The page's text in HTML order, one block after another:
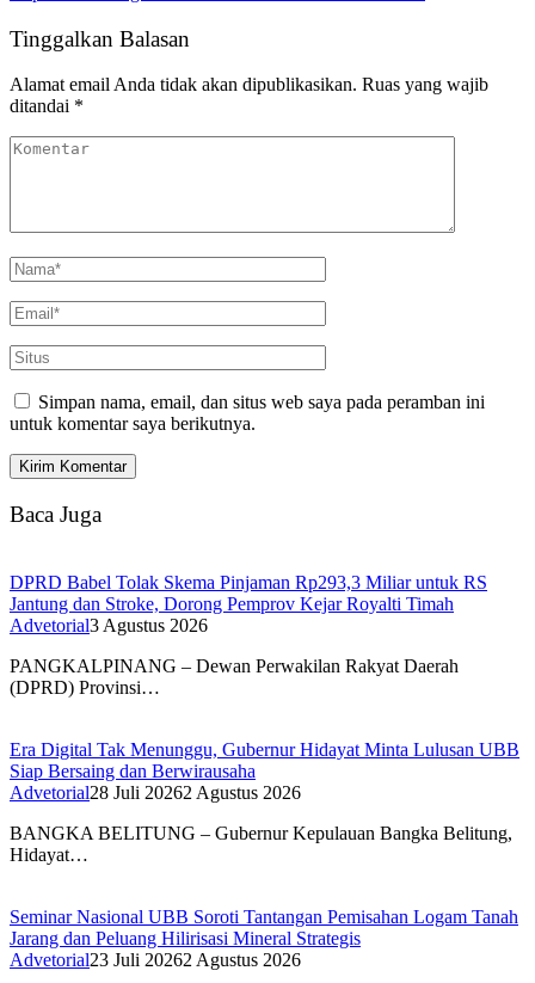
Tinggalkan Balasan
Alamat email Anda tidak akan dipublikasikan. Ruas yang wajib
ditandai *
Simpan nama, email, dan situs web saya pada peramban ini
untuk komentar saya berikutnya.
Baca Juga
DPRD Babel Tolak Skema Pinjaman Rp293,3 Miliar untuk RS
Jantung dan Stroke, Dorong Pemprov Kejar Royalti Timah
Advetorial3 Agustus 2026
PANGKALPINANG – Dewan Perwakilan Rakyat Daerah
(DPRD) Provinsi…
Era Digital Tak Menunggu, Gubernur Hidayat Minta Lulusan UBB
Siap Bersaing dan Berwirausaha
Advetorial28 Juli 20262 Agustus 2026
BANGKA BELITUNG – Gubernur Kepulauan Bangka Belitung,
Hidayat…
Seminar Nasional UBB Soroti Tantangan Pemisahan Logam Tanah
Jarang dan Peluang Hilirisasi Mineral Strategis
Advetorial23 Juli 20262 Agustus 2026